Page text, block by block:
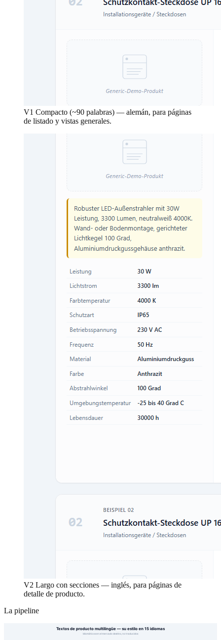
V1 Compacto (~90 palabras) — alemán, para páginas
de listado y vistas generales.
V2 Largo con secciones — inglés, para páginas de
detalle de producto.
La pipeline
Textos de producto multilingüe — su estilo en 15 idiomas
Idiomáticos en el mercado destino, no traducidos